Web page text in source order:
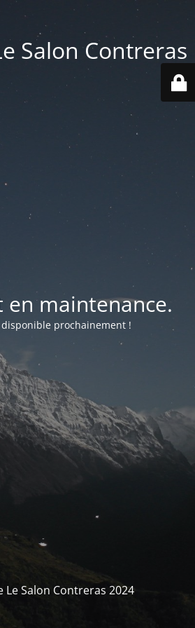
Salon Contreras
en maintenance.
disponible prochainement !
Salon Contreras 2024